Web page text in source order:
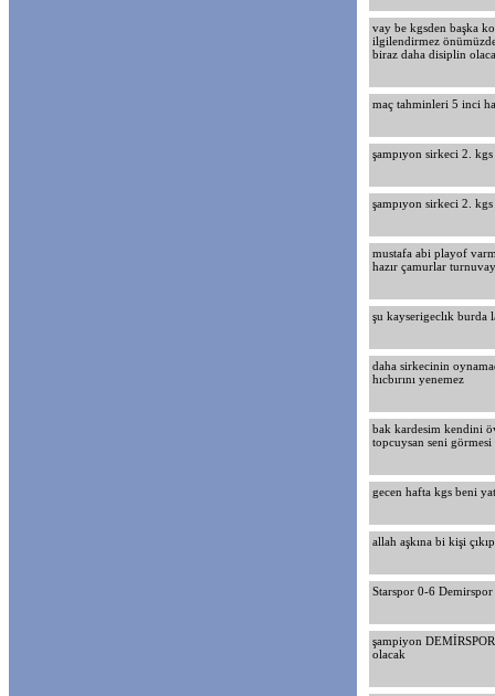
vay be kgsden başka
ilgilendirmez
biraz daha disiplin
maç tahminleri 5 inci
şampıyon sirkeci 2.
şampıyon sirkeci 2.
mustafa abi playof
hazır çamurlar
şu kayserigeclık burda
daha sirkecinin
hıcbırını yenemez
bak kardesim kendini
topcuysan seni
gecen hafta kgs beni
allah aşkına bi kişi
Starspor 0-6 Demirspor
şampiyon
olacak